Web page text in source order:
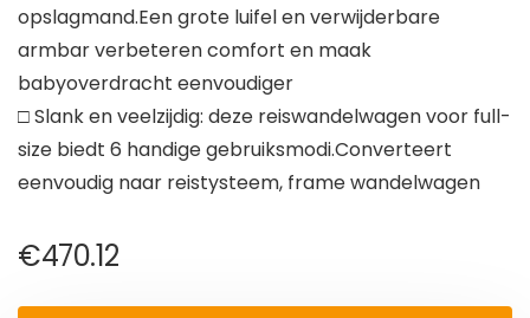
opslagmand.Een grote luifel en verwijderbare
armbar verbeteren comfort en maak
babyoverdracht eenvoudiger
□ Slank en veelzijdig: deze reiswandelwagen voor full-
size biedt 6 handige gebruiksmodi.Converteert
eenvoudig naar reistysteem, frame wandelwagen
€470.12